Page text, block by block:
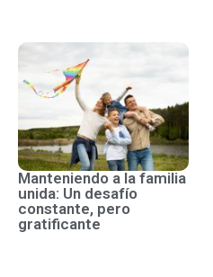
Manteniendo a la familia
unida: Un desafío
constante, pero
gratificante